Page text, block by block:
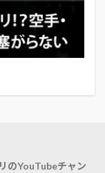
のYouTubeチャン